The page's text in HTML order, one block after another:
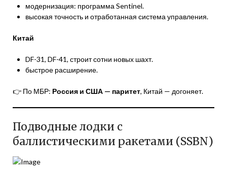
модернизация: программа Sentinel.
высокая точность и отработанная система управления.
Китай
DF-31, DF-41, строит сотни новых шахт.
быстрое расширение.
👉 По МБР: Россия и США — паритет, Китай — догоняет.
Подводные лодки с
баллистическими ракетами (SSBN)